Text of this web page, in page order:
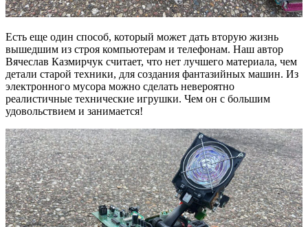
Есть еще один способ, который может дать вторую жизнь
вышедшим из строя компьютерам и телефонам. Наш автор
Вячеслав Казмирчук считает, что нет лучшего материала, чем
детали старой техники, для создания фантазийных машин. Из
электронного мусора можно сделать невероятно
реалистичные технические игрушки. Чем он с большим
удовольствием и занимается!